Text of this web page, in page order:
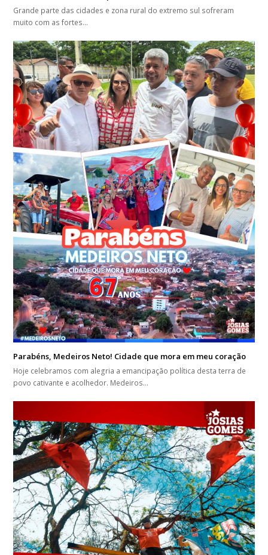
Grande parte das cidades e zona rural do extremo sul sofreram
muito com as fortes…
Parabéns, Medeiros Neto! Cidade que mora em meu coração
Hoje celebramos com alegria a emancipação política desta terra de
povo cativante e acolhedor. Medeiros…